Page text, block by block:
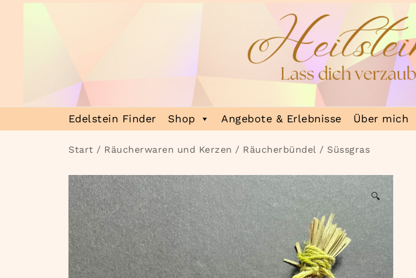
Heilsteinmagie
Lass dich verzaubern
Edelstein Finder Shop Angebote & Erlebnisse Über mich
Start / Räucherwaren und Kerzen / Räucherbündel / Süssgras
🔍